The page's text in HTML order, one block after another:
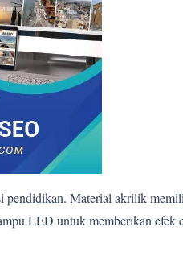
Material akrilik
LED untuk memberikan efek